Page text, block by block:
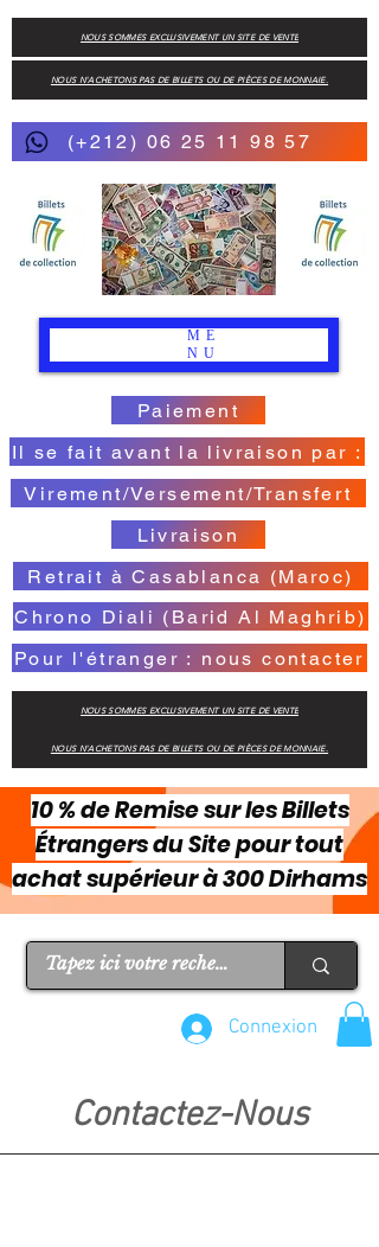
(+212) 06 25 11 98 57
ME
NU
Paiement
Virement/Versement/Transfert
Livraison
Retrait à Casablanca (Maroc)
Il se fait avant la livraison par :
Chrono Diali (Barid Al Maghrib)
NOUS N'ACHETONS PAS DE BILLETS OU DE PIÈCES DE MONNAIE.
NOUS SOMMES EXCLUSIVEMENT UN SITE DE VENTE
Pour l'étranger : nous contacter
NOUS SOMMES EXCLUSIVEMENT UN SITE DE VENTE
NOUS N'ACHETONS PAS DE BILLETS OU DE PIÈCES DE MONNAIE.
10 % de Remise sur les Billets
Étrangers du Site pour tout
achat supérieur à 300 Dirhams
Connexion
Contactez-Nous